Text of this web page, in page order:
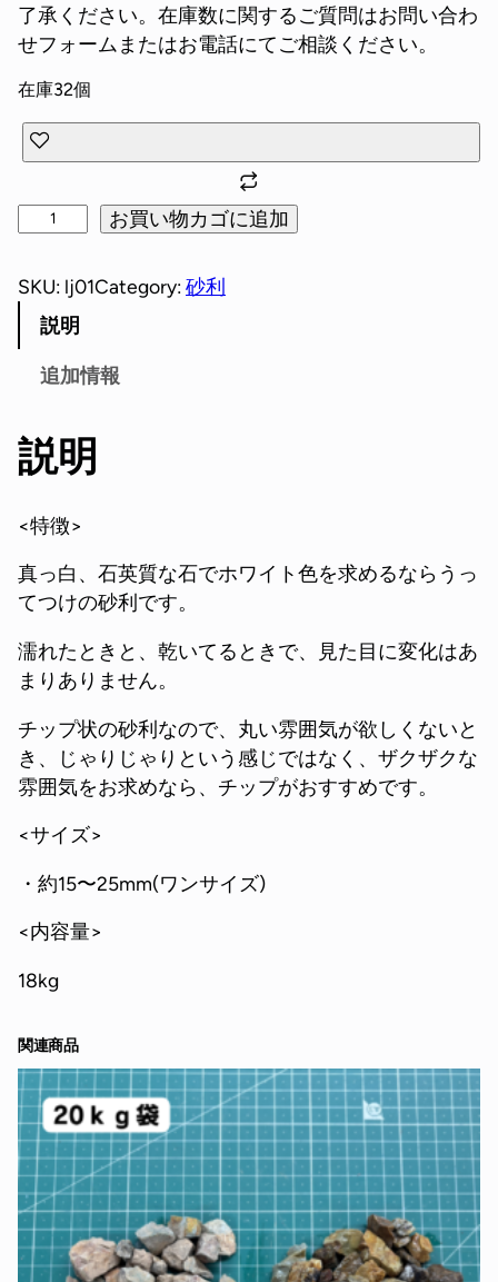
了承ください。在庫数に関するご質問はお問い合わ
せフォームまたはお電話にてご相談ください。
在庫32個
お買い物カゴに追加
SKU: lj01Category: 砂利
説明
追加情報
説明
<特徴>
真っ白、石英質な石でホワイト色を求めるならうっ
てつけの砂利です。
濡れたときと、乾いてるときで、見た目に変化はあ
まりありません。
チップ状の砂利なので、丸い雰囲気が欲しくないと
き、じゃりじゃりという感じではなく、ザクザクな
雰囲気をお求めなら、チップがおすすめです。
<サイズ>
・約15〜25mm(ワンサイズ)
<内容量>
18kg
関連商品